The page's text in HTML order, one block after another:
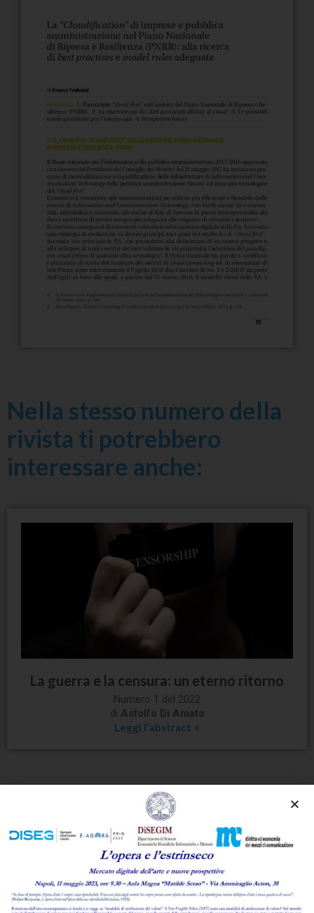
Nella stesso numero della
rivista ti potrebbero
interessare anche:
La guerra e la censura: un eterno ritorno
Numero 1 del 2022
di Astolfo Di Amato
Leggi l'abstract >